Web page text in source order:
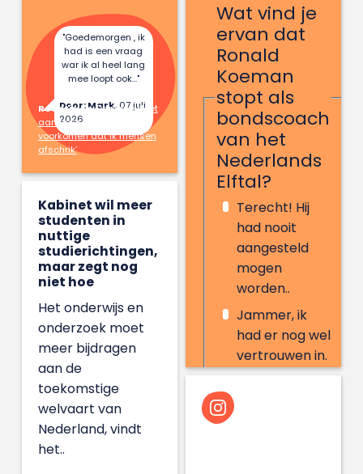
"Goedemorgen , ik
had is een vraag
war ik al heel lang
mee loopt ook..."
Door: Mark,07 juli
2026
Reactie op:Danique doet
aan hekserij: ‘Ik wil
voorkomen dat ik mensen
afschrik’
Wat vind je
ervan dat
Ronald
Koeman
stopt als
bondscoach
van het
Nederlands
Elftal?
Terecht! Hij
had nooit
aangesteld
mogen
worden..
Jammer, ik
had er nog wel
vertrouwen in.
Kabinet wil meer
studenten in
nuttige
studierichtingen,
maar zegt nog
niet hoe
Het onderwijs en
onderzoek moet
meer bijdragen
aan de
toekomstige
welvaart van
Nederland, vindt
het..